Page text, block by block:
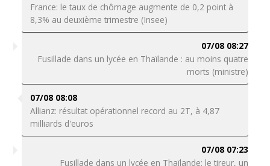
France: le taux de chômage augmente de 0,2 point à
8,3% au deuxième trimestre (Insee)
07/08 08:27
Fusillade dans un lycée en Thaïlande : au moins quatre
morts (ministre)
07/08 08:08
Allianz: résultat opérationnel record au 2T, à 4,87
milliards d'euros
07/08 07:23
Fusillade dans un lycée en Thaïlande: le tireur, un